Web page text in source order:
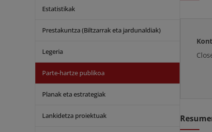
Estatistikak
Prestakuntza (Biltzarrak eta jardunaldiak)
Legeria
Parte-hartze publikoa
Planak eta estrategiak
Lankidetza proiektuak